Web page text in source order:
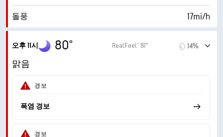
돌풍 17mi/h
이슬점
AccuLumen Brightness Index™
구름량
가시거리
오후 11시 80° RealFeel® 81° 14%
맑음
경보
폭염 경보
경보